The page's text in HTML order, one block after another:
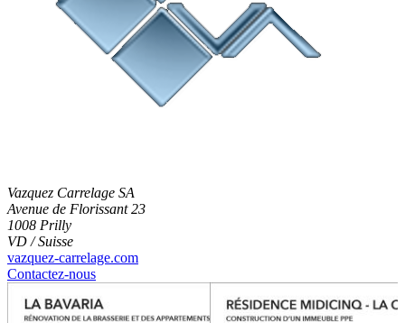
Vazquez Carrelage SA
Avenue de Florissant 23
1008 Prilly
VD / Suisse
vazquez-carrelage.com
Contactez-nous